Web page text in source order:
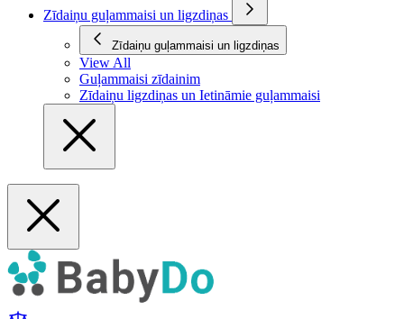
Zīdaiņu guļammaisi un ligzdiņas
Zīdaiņu guļammaisi un ligzdiņas
View All
Guļammaisi zīdainim
Zīdaiņu ligzdiņas un Ietināmie guļammaisi